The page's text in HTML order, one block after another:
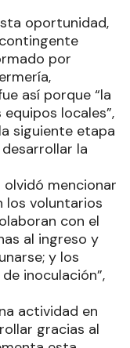
oportunidad,
por
así porque “la
locales”,
siguiente etapa
la
olvidó mencionar
los voluntarios
con el
al ingreso y
y los
inoculación”,
actividad en
gracias al